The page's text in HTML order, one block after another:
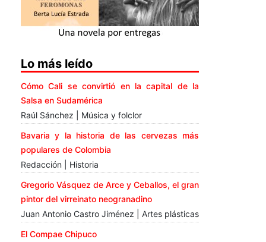
Lo más leído
Cómo Cali se convirtió en la capital de la
Salsa en Sudamérica
Raúl Sánchez | Música y folclor
Bavaria y la historia de las cervezas más
populares de Colombia
Redacción | Historia
Gregorio Vásquez de Arce y Ceballos, el gran
pintor del virreinato neogranadino
Juan Antonio Castro Jiménez | Artes plásticas
El Compae Chipuco